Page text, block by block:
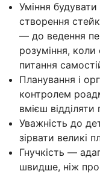
Уміння
створення
— до ведення
розуміння,
питання
Планування і
контролем
вмієш
Уважність до
зірвати великі
Гнучкість —
швидше, ніж